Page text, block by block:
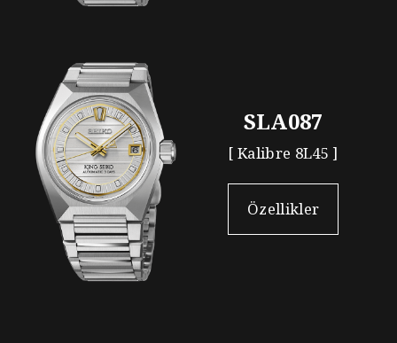
SLA087
[ Kalibre 8L45 ]
Özellikler